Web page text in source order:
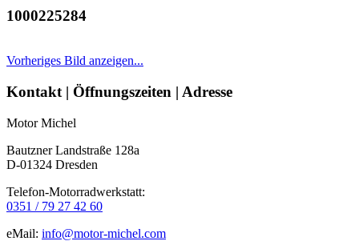
1000225284
Vorheriges Bild anzeigen...
Seitenleiste
Kontakt | Öffnungszeiten | Adresse
Motor Michel
Bautzner Landstraße 128a
D-01324 Dresden
Telefon-Motorradwerkstatt:
0351 / 79 27 42 60
eMail: info@motor-michel.com